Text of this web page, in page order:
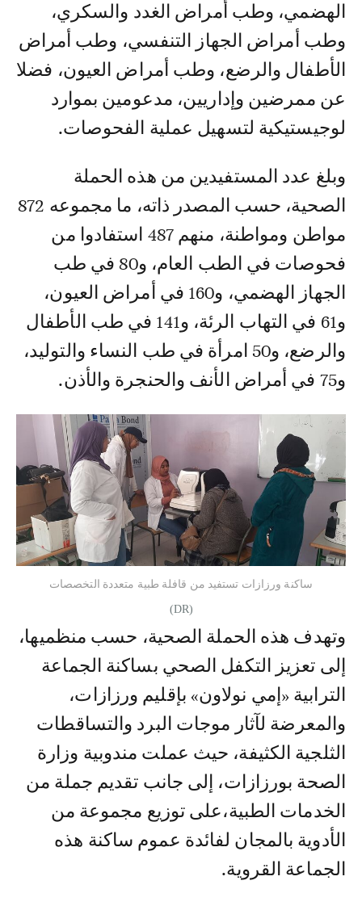
الهضمي، وطب أمراض الغدد والسكري،
وطب أمراض الجهاز التنفسي، وطب أمراض
الأطفال والرضع، وطب أمراض العيون، فضلا
عن ممرضين وإداريين، مدعومين بموارد
لوجيستيكية لتسهيل عملية الفحوصات.
وبلغ عدد المستفيدين من هذه الحملة
الصحية، حسب المصدر ذاته، ما مجموعه 872
مواطن ومواطنة، منهم 487 استفادوا من
فحوصات في الطب العام، و80 في طب
الجهاز الهضمي، و160 في أمراض العيون،
و61 في التهاب الرئة، و141 في طب الأطفال
والرضع، و50 امرأة في طب النساء والتوليد،
و75 في أمراض الأنف والحنجرة والأذن.
ساكنة ورزازات تستفيد من قافلة طبية متعددة التخصصات
(DR)
وتهدف هذه الحملة الصحية، حسب منظميها،
إلى تعزيز التكفل الصحي بساكنة الجماعة
الترابية «إمي نولاون» بإقليم ورزازات،
والمعرضة لآثار موجات البرد والتساقطات
الثلجية الكثيفة، حيث عملت مندوبية وزارة
الصحة بورزازات، إلى جانب تقديم جملة من
الخدمات الطبية،على توزيع مجموعة من
الأدوية بالمجان لفائدة عموم ساكنة هذه
الجماعة القروية.